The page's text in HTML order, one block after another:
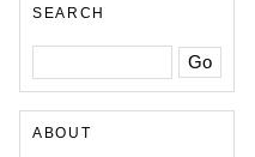
SEARCH
ABOUT